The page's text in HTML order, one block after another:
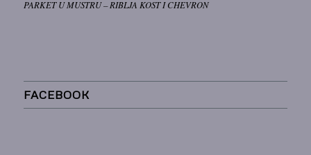
PARKET U MUSTRU – RIBLJA KOST I CHEVRON
FACEBOOK